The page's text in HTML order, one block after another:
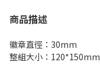
商品描述
徽章直徑：30mm
整組大小：120*150mm